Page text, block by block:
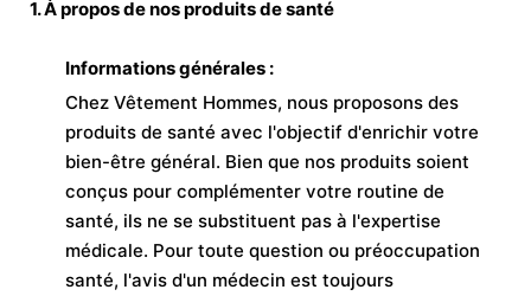
1. À propos de nos produits de santé
Informations générales :
Chez Vêtement Hommes, nous proposons des
produits de santé avec l'objectif d'enrichir votre
bien-être général. Bien que nos produits soient
conçus pour complémenter votre routine de
santé, ils ne se substituent pas à l'expertise
médicale. Pour toute question ou préoccupation
santé, l'avis d'un médecin est toujours